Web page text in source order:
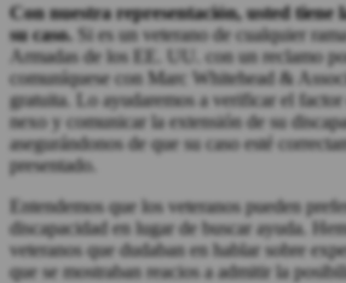
Con nuestra representación, usted tiene
su caso. Si es un veterano de cualquier
Armadas de los EE. UU. con un reclamo
comuníquese con Marc Whitehead &
gratuita. Lo ayudaremos a verificar el factor
nexo y comunicar la extensión de su
asegurándonos de que su caso esté
presentado.
Entendemos que los veteranos pueden
discapacidad en lugar de buscar ayuda.
veteranos que dudaban en hablar sobre
que se mostraban reacios a admitir la